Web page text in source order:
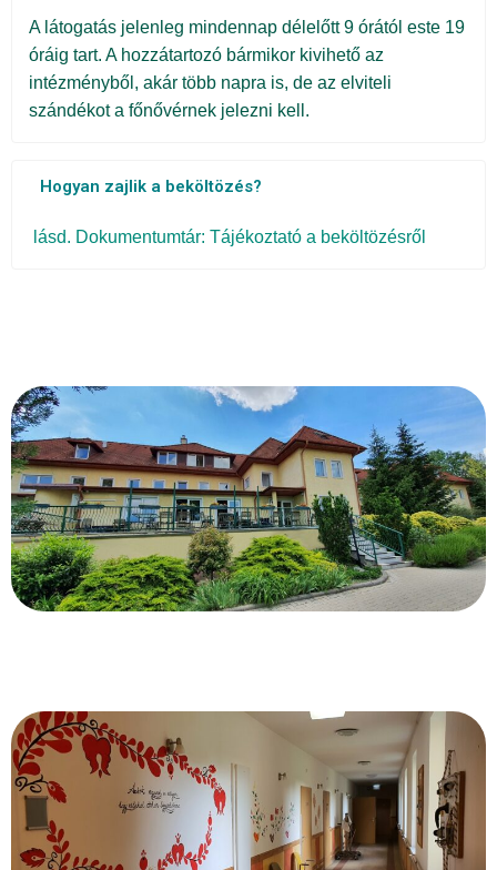
A látogatás jelenleg mindennap délelőtt 9 órától este 19
óráig tart. A hozzátartozó bármikor kivihető az
intézményből, akár több napra is, de az elviteli
szándékot a főnővérnek jelezni kell.
Hogyan zajlik a beköltözés?
lásd. Dokumentumtár: Tájékoztató a beköltözésről